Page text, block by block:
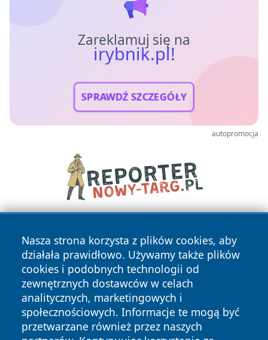
Zareklamuj się na
irybnik.pl!
SPRAWDŹ SZCZEGÓŁY
autopromocja
Nasza strona korzysta z plików cookies, aby
działała prawidłowo. Używamy także plików
cookies i podobnych technologii od
zewnętrznych dostawców w celach
analitycznych, marketingowych i
społecznościowych. Informacje te mogą być
przetwarzane również przez naszych
Copyright © 2026 irybnik.pl Wszystkie prawa zastrzeżone.